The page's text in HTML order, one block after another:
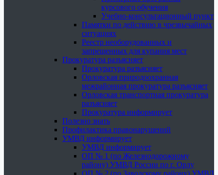
курсового обучения
Учебно-консультационный пункт
Памятки по действию в чрезвычайных
ситуациях
Реестр необорудованных и
запрещенных для купания мест
Прокуратура разъясняет
Прокуратура разъясняет
Орловская природоохранная
межрайонная прокуратура разъясняет
Орловская транспортная прокуратура
разъясняет
Прокуратура информирует
Полезно знать
Профилактика правонарушений
УМВД информирует
УМВД информирует
ОП № 1 (по Железнодорожному
району) УМВД России по г. Орлу
ОП № 2 (по Заводскому району) УМВД